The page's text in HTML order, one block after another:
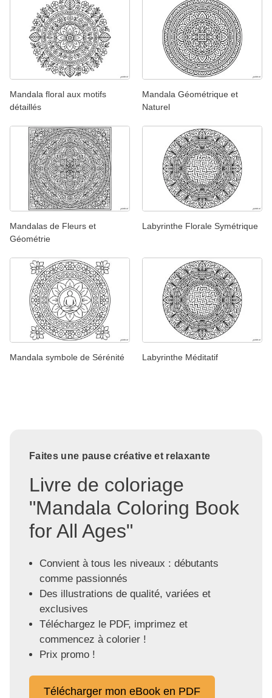
Mandala floral aux motifs
détaillés
Mandala Géométrique et
Naturel
Mandalas de Fleurs et
Géométrie
Labyrinthe Florale Symétrique
Mandala symbole de Sérénité Labyrinthe Méditatif
Faites une pause créative et relaxante
Livre de coloriage
"Mandala Coloring Book
for All Ages"
Convient à tous les niveaux : débutants
comme passionnés
Des illustrations de qualité, variées et
exclusives
Téléchargez le PDF, imprimez et
commencez à colorier !
Prix promo !
Télécharger mon eBook en PDF